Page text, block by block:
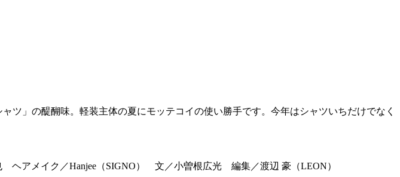
」の醍醐味。軽装主体の夏にモッテコイの使い勝手です。今年はシャツいちだけでなく
ヘアメイク／Hanjee（SIGNO） 文／小曽根広光 編集／渡辺 豪（LEON）